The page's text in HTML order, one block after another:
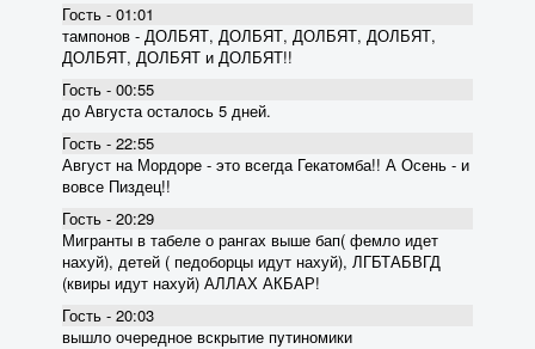
Гость - 01:01
тампонов - ДОЛБЯТ, ДОЛБЯТ, ДОЛБЯТ, ДОЛБЯТ,
ДОЛБЯТ, ДОЛБЯТ и ДОЛБЯТ!!
Гость - 00:55
до Августа осталось 5 дней.
Гость - 22:55
Август на Мордоре - это всегда Гекатомба!! А Осень - и
вовсе Пиздец!!
Гость - 20:29
Мигранты в табеле о рангах выше бап( фемло идет
нахуй), детей ( педоборцы идут нахуй), ЛГБТАБВГД
(квиры идут нахуй) АЛЛАХ АКБАР!
Гость - 20:03
вышло очередное вскрытие пyтиномики